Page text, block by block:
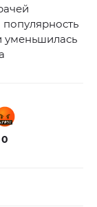
уменьшилась
0